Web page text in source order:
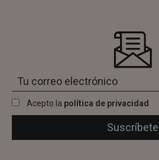
Acepto la política de privacidad